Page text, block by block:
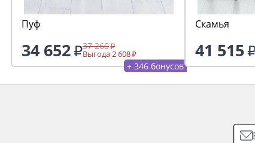
Пуф
34 652 37 260
Выгода 2 608
+ 346 бонусов
Скамья
41 515